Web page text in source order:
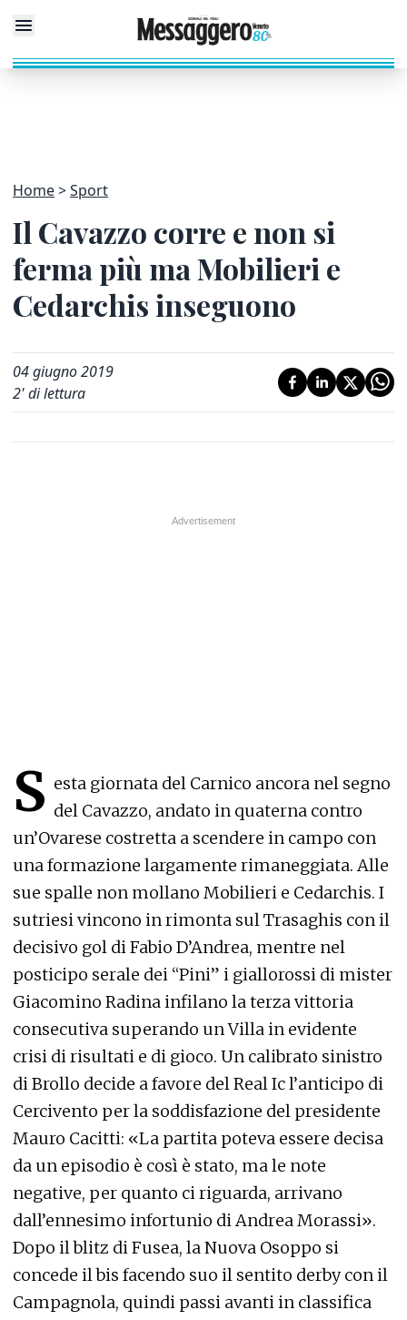
Home Sport
Il Cavazzo corre e non si
ferma più ma Mobilieri e
Cedarchis inseguono
04 giugno 2019
2' di lettura
S esta giornata del Carnico ancora nel segno
del Cavazzo, andato in quaterna contro
un’Ovarese costretta a scendere in campo con
una formazione largamente rimaneggiata. Alle
sue spalle non mollano Mobilieri e Cedarchis. I
sutriesi vincono in rimonta sul Trasaghis con il
decisivo gol di Fabio D’Andrea, mentre nel
posticipo serale dei “Pini” i giallorossi di mister
Giacomino Radina infilano la terza vittoria
consecutiva superando un Villa in evidente
crisi di risultati e di gioco. Un calibrato sinistro
di Brollo decide a favore del Real Ic l’anticipo di
Cercivento per la soddisfazione del presidente
Mauro Cacitti: «La partita poteva essere decisa
da un episodio è così è stato, ma le note
negative, per quanto ci riguarda, arrivano
dall’ennesimo infortunio di Andrea Morassi».
Dopo il blitz di Fusea, la Nuova Osoppo si
concede il bis facendo suo il sentito derby con il
Campagnola, quindi passi avanti in classifica